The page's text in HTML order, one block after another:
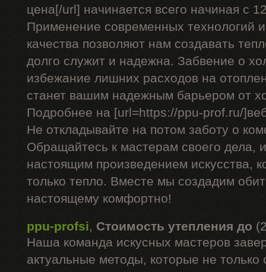
цена[/url] начинается всего начиная с
Применение современных технологий
качества позволяют нам создавать
долго служит и надежна. Забвение о
избежание лишних расходов на
станет вашим надежным барьером от
Подробнее на [url=https://ppu-prof.ru/
Не откладывайте на потом заботу о
Обращайтесь к мастерам своего дела,
настоящим произведением искусства,
только тепло. Вместе мы создадим
настоящему комфортно!
ppu-profsi, Стоимость утепления до
Наша команда искусных мастеров
актуальные методы, которые не только